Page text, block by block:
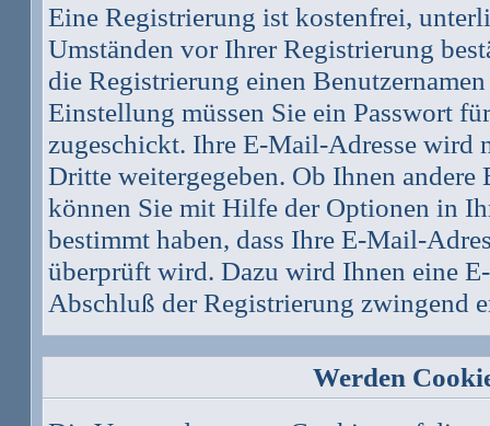
Eine Registrierung ist kostenfrei,
Umständen vor Ihrer Registrierung
die Registrierung einen
Einstellung müssen Sie ein Passwort
zugeschickt. Ihre E-Mail-Adresse wird
Dritte weitergegeben. Ob Ihnen
können Sie mit Hilfe der Optionen in
bestimmt haben, dass Ihre E-Mail-
überprüft wird. Dazu wird Ihnen eine
Abschluß der Registrierung zwingend
Werden